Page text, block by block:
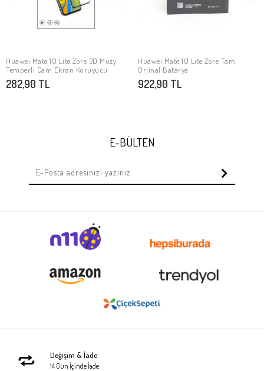
SEPETE EKLE
Huawei Mate 10 Lite Zore 3D Muzy
Temperli Cam Ekran Koruyucu
282,90 TL
SEPETE EKLE
Huawei Mate 10 Lite Zore Tam
Orjinal Batarya
922,90 TL
E-BÜLTEN
Değişim & İade
14 Gün İçinde İade